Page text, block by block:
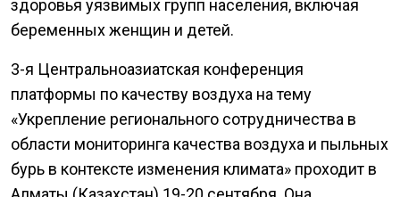
здоровья уязвимых групп населения, включая
беременных женщин и детей.
3-я Центральноазиатская конференция
платформы по качеству воздуха на тему
«Укрепление регионального сотрудничества в
области мониторинга качества воздуха и пыльных
бурь в контексте изменения климата» проходит в